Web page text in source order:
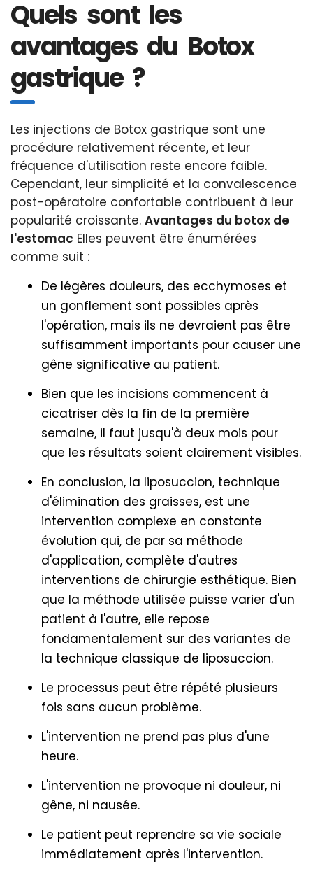
Quels sont les
avantages du Botox
gastrique ?
Les injections de Botox gastrique sont une
procédure relativement récente, et leur
fréquence d'utilisation reste encore faible.
Cependant, leur simplicité et la convalescence
post-opératoire confortable contribuent à leur
popularité croissante. Avantages du botox de
l'estomac Elles peuvent être énumérées
comme suit :
De légères douleurs, des ecchymoses et
un gonflement sont possibles après
l'opération, mais ils ne devraient pas être
suffisamment importants pour causer une
gêne significative au patient.
Bien que les incisions commencent à
cicatriser dès la fin de la première
semaine, il faut jusqu'à deux mois pour
que les résultats soient clairement visibles.
En conclusion, la liposuccion, technique
d'élimination des graisses, est une
intervention complexe en constante
évolution qui, de par sa méthode
d'application, complète d'autres
interventions de chirurgie esthétique. Bien
que la méthode utilisée puisse varier d'un
patient à l'autre, elle repose
fondamentalement sur des variantes de
la technique classique de liposuccion.
Le processus peut être répété plusieurs
fois sans aucun problème.
L'intervention ne prend pas plus d'une
heure.
L'intervention ne provoque ni douleur, ni
gêne, ni nausée.
Le patient peut reprendre sa vie sociale
immédiatement après l'intervention.